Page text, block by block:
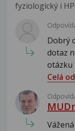
fyziologický i
Dobrý
dotaz
otázku
Celá